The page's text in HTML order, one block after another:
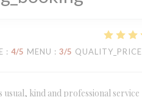
: 4/5 MENU : 3/5 QUALITY_PRICE
kind and professional service